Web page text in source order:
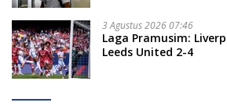
3 Agustus 2026 07:46
Laga Pramusim:
Leeds United 2-4